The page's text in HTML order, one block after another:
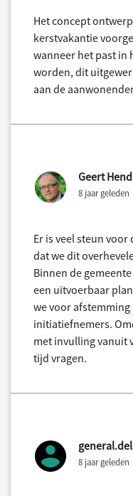
Het concept
kerstvakantie
wanneer het past in
worden, dit
aan de
Geert
8 jaar geleden
Er is veel steun
dat we dit
Binnen de
een uitvoerbaar
we voor
initiatiefnemers.
met invulling vanuit
tijd vragen.
8 jaar geleden